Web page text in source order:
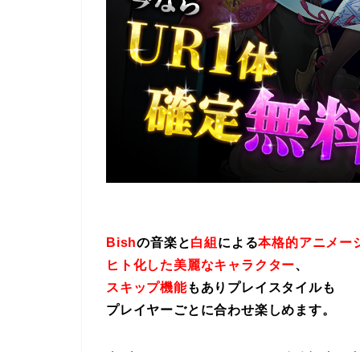
Bishの音楽と白組 による本格的アニメー
ヒト化した美麗なキャラクター、
スキップ機能もありプレイスタイルも
プレイヤーごとに合わせ楽しめます。